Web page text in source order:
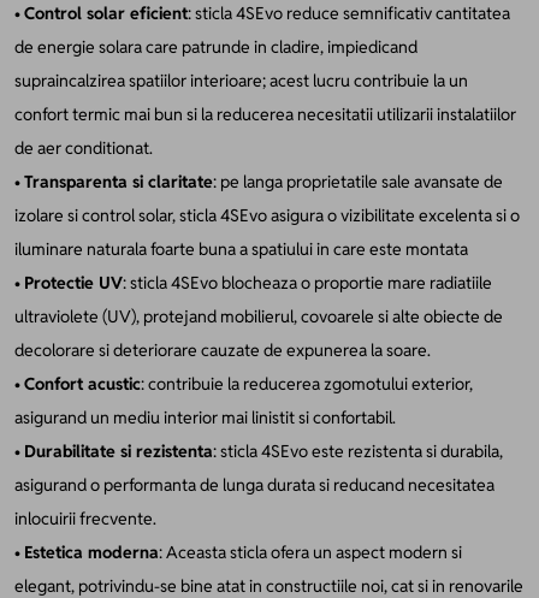
•Control solar eficient: sticla 4SEvo reduce semnificativ cantitatea
de energie solara care patrunde in cladire, impiedicand
supraincalzirea spatiilor interioare; acest lucru contribuie la un
confort termic mai bun si la reducerea necesitatii utilizarii instalatiilor
de aer conditionat.
•Transparenta si claritate: pe langa proprietatile sale avansate de
izolare si control solar, sticla 4SEvo asigura o vizibilitate excelenta si o
iluminare naturala foarte buna a spatiului in care este montata
• Protectie UV: sticla 4SEvo blocheaza o proportie mare radiatiile
ultraviolete (UV), protejand mobilierul, covoarele si alte obiecte de
decolorare si deteriorare cauzate de expunerea la soare.
•Confort acustic: contribuie la reducerea zgomotului exterior,
asigurand un mediu interior mai linistit si confortabil.
• Durabilitate si rezistenta: sticla 4SEvo este rezistenta si durabila,
asigurand o performanta de lunga durata si reducand necesitatea
inlocuirii frecvente.
• Estetica moderna: Aceasta sticla ofera un aspect modern si
elegant, potrivindu-se bine atat in constructiile noi, cat si in renovarile